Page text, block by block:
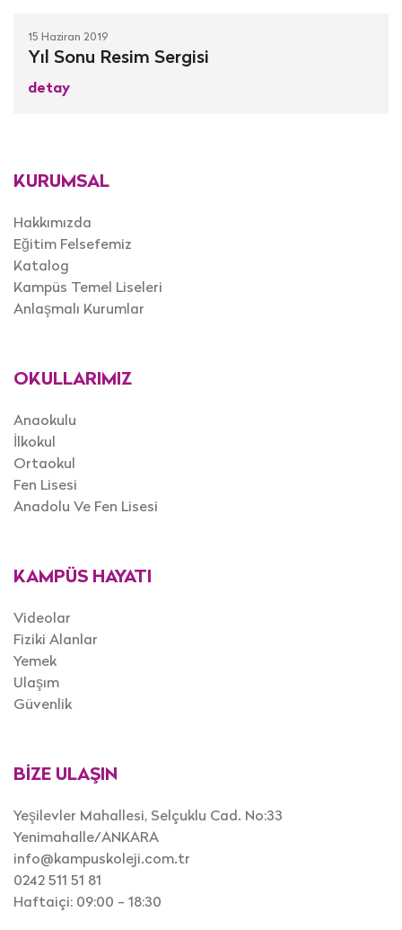
15 Haziran 2019
Yıl Sonu Resim Sergisi
detay
KURUMSAL
Hakkımızda
Eğitim Felsefemiz
Katalog
Kampüs Temel Liseleri
Anlaşmalı Kurumlar
OKULLARIMIZ
Anaokulu
İlkokul
Ortaokul
Fen Lisesi
Anadolu Ve Fen Lisesi
KAMPÜS HAYATI
Videolar
Fiziki Alanlar
Yemek
Ulaşım
Güvenlik
BİZE ULAŞIN
Yeşilevler Mahallesi, Selçuklu Cad. No:33
Yenimahalle/ANKARA
info@kampuskoleji.com.tr
0242 511 51 81
Haftaiçi: 09:00 - 18:30